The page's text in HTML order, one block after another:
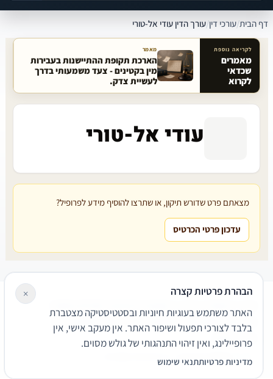
דף הבית/עורכי דין/עורך הדין עודי אל-טורי
מאמרים קשורים באתר
לקריאה נוספת
מאמרים
שכדאי
לקרוא
מאמר
הארכת תקופת ההתיישנות בעבירות
מין בקטינים - צעד משמעותי בדרך
לעשיית צדק.
עודי אל-טורי
מצאתם פרט שדורש תיקון, או שתרצו להוסיף מידע לפרופיל?
עדכון פרטי הכרטיס
שירותים משפטיים
דרושים צור קשר נגישותפרטיות
תנאי שימוש
© 2026 הפירמה. כל הזכויות שמורות.
הבהרת פרטיות קצרה
האתר משתמש בעוגיות חיוניות ובסטטיסטיקה מצטברת
בלבד לצורכי תפעול ושיפור האתר. אין מעקב אישי, אין
פרופיילינג, ואין זיהוי התנהגותי של גולש מסוים.
מדיניות פרטיותתנאי שימוש
×